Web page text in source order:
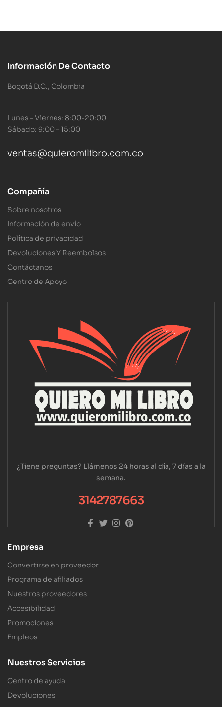
Información De Contacto
Bogotá D.C., Colombia
Lunes – Viernes: 8:00-20:00
Sábado: 9:00 – 15:00
ventas@quieromilibro.com.co
Compañía
Sobre nosotros
Información de envío
Política de privacidad
Devoluciones Y Reembolsos
Contáctanos
Centro de Apoyo
¿Tiene preguntas? Llámenos 24 horas al día, 7 días a la
semana.
3142787663
Empresa
Convertirse en proveedor
Programa de afiliados
Nuestros proveedores
Accesibilidad
Promociones
Empleos
Nuestros Servicios
Centro de ayuda
Devoluciones